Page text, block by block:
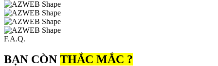
F.A.Q.
BẠN CÒN THẮC MẮC ?